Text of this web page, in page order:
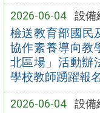
2026-06-04 設備
檢送教育部國民
協作素養導向教
北區場」活動辦
學校教師踴躍報
2026-06-04 設備